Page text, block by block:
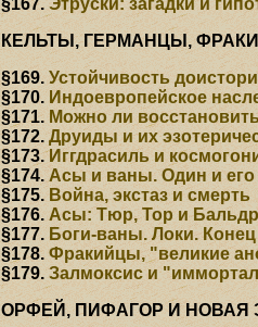
КЕЛЬТЫ, ГЕРМАНЦЫ,
§169.Устойчивость
§170. Индоевропейское
§171. Можно ли
§172.Друиды и их
§173.Иггдрасиль и
§174.Асы и ваны. Один и
§175. Война, экстаз и смерть
§176.Асы: Тюр, Тор и Бальдр
§177. Боги-ваны. Локи. Конец
§178.Фракийцы, "великие
§179.Залмоксис и
ОРФЕЙ, ПИФАГОР И НОВАЯ